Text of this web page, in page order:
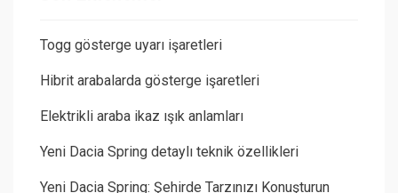
Togg gösterge uyarı işaretleri
Hibrit arabalarda gösterge işaretleri
Elektrikli araba ikaz ışık anlamları
Yeni Dacia Spring detaylı teknik özellikleri
Yeni Dacia Spring: Şehirde Tarzınızı Konuşturun